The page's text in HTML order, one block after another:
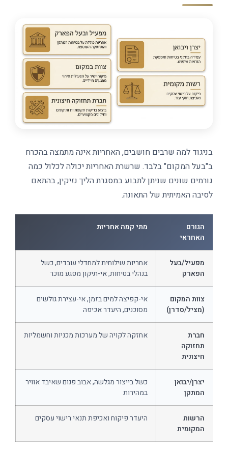
בניגוד למה שרבים חושבים, האחריות אינה מתמצה בהכרח
ב"בעל המקום" בלבד. שרשרת האחריות יכולה לכלול כמה
גורמים שונים שניתן לתבוע במסגרת הליך נזיקין, בהתאם
לסיבה האמיתית של התאונה.
הגורם
האחראי
מתי קמה אחריות
מפעיל/בעל
הפארק
אחריות שילוחית למחדלי עובדים, כשל
בנהלי בטיחות, אי-תיקון מפגע מוכר
צוות המקום
(מציל/סדרן)
אי-קפיצה למים בזמן, אי-עצירת גולשים
מסוכנים, היעדר אכיפה
חברת
תחזוקה
חיצונית
אחזקה לקויה של מערכות מכניות וחשמליות
יצרן/יבואן
המתקן
כשל בייצור מגלשה, אבוב פגום שאיבד אוויר
במהירות
הרשות
המקומית
היעדר פיקוח ואכיפת תנאי רישוי עסקים